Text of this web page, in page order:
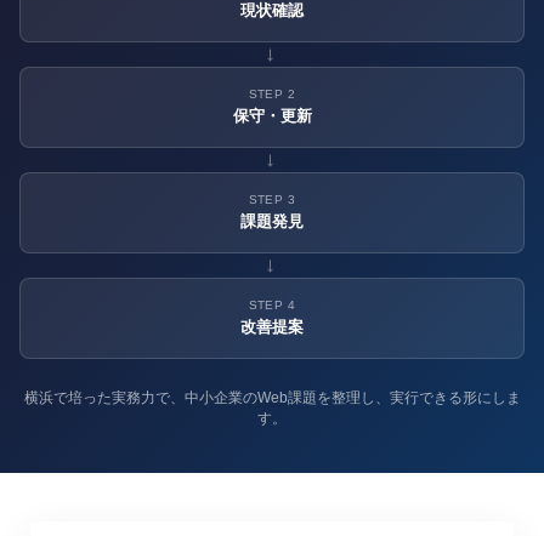
現状確認
→
STEP 2
保守・更新
→
STEP 3
課題発見
→
STEP 4
改善提案
横浜で培った実務力で、中小企業のWeb課題を整理し、実行できる形にしま
す。